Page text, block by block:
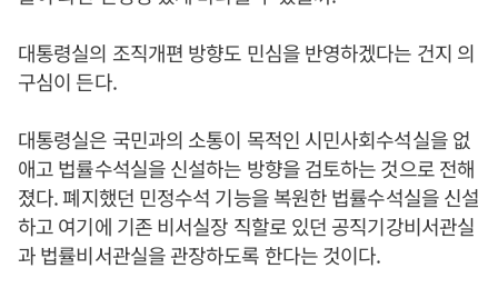
대통령실의 조직개편 방향도 민심을 반영하겠다는 건지 의
구심이 든다.
대통령실은 국민과의 소통이 목적인 시민사회수석실을 없
애고 법률수석실을 신설하는 방향을 검토하는 것으로 전해
졌다. 폐지했던 민정수석 기능을 복원한 법률수석실을 신설
하고 여기에 기존 비서실장 직할로 있던 공직기강비서관실
과 법률비서관실을 관장하도록 한다는 것이다.